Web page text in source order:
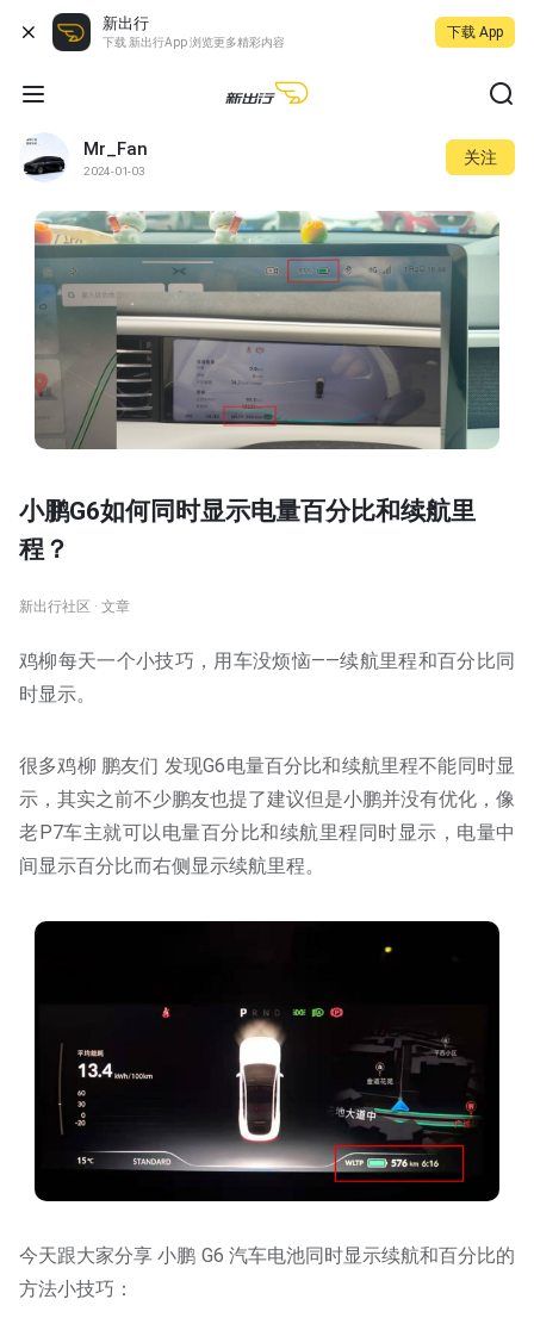
新出行
下载 新出行App 浏览更多精彩内容
下载 App
Mr_Fan
2024-01-03
关注
小鹏G6如何同时显示电量百分比和续航里
程？
新出行社区 · 文章
鸡柳每天一个小技巧，用车没烦恼——续航里程和百分比同
时显示。
很多鸡柳 鹏友们 发现G6电量百分比和续航里程不能同时显
示，其实之前不少鹏友也提了建议但是小鹏并没有优化，像
老P7车主就可以电量百分比和续航里程同时显示，电量中
间显示百分比而右侧显示续航里程。
今天跟大家分享 小鹏 G6 汽车电池同时显示续航和百分比的
方法小技巧：